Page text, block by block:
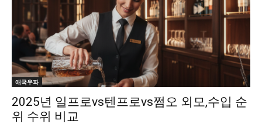
애국우파
2025년 일프로vs텐프로vs쩜오 외모,수입 순
위 수위 비교